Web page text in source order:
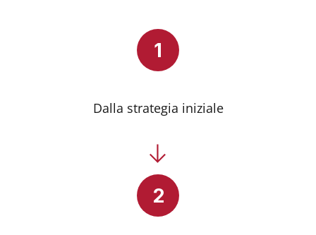
1
Dalla strategia iniziale
→
2